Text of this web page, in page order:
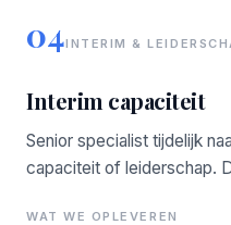
04INTERIM &
Interim capaciteit
Senior specialist tijdelijk
capaciteit of leiderschap.
WAT WE OPLEVEREN